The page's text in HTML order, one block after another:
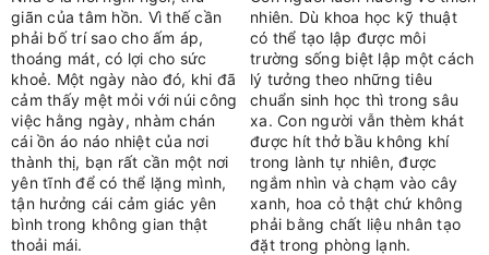
giãn của tâm hồn. Vì thế cần
phải bố trí sao cho ấm áp,
thoáng mát, có lợi cho sức
khoẻ. Một ngày nào đó, khi đã
cảm thấy mệt mỏi với núi công
việc hằng ngày, nhàm chán
cái ồn áo náo nhiệt của nơi
thành thị, bạn rất cần một nơi
yên tĩnh để có thể lặng mình,
tận hưởng cái cảm giác yên
bình trong không gian thật
thoải mái.
nhiên. Dù khoa học kỹ thuật
có thể tạo lập được môi
trường sống biệt lập một cách
lý tưởng theo những tiêu
chuẩn sinh học thì trong sâu
xa. Con người vẫn thèm khát
được hít thở bầu không khí
trong lành tự nhiên, được
ngắm nhìn và chạm vào cây
xanh, hoa cỏ thật chứ không
phải bằng chất liệu nhân tạo
đặt trong phòng lạnh.